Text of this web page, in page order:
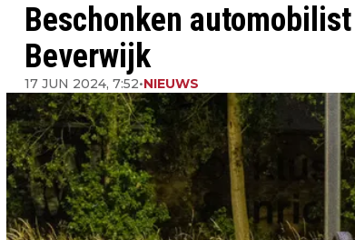
Beschonken
Beverwijk
17 JUN 2024, 7:52•NIEUWS